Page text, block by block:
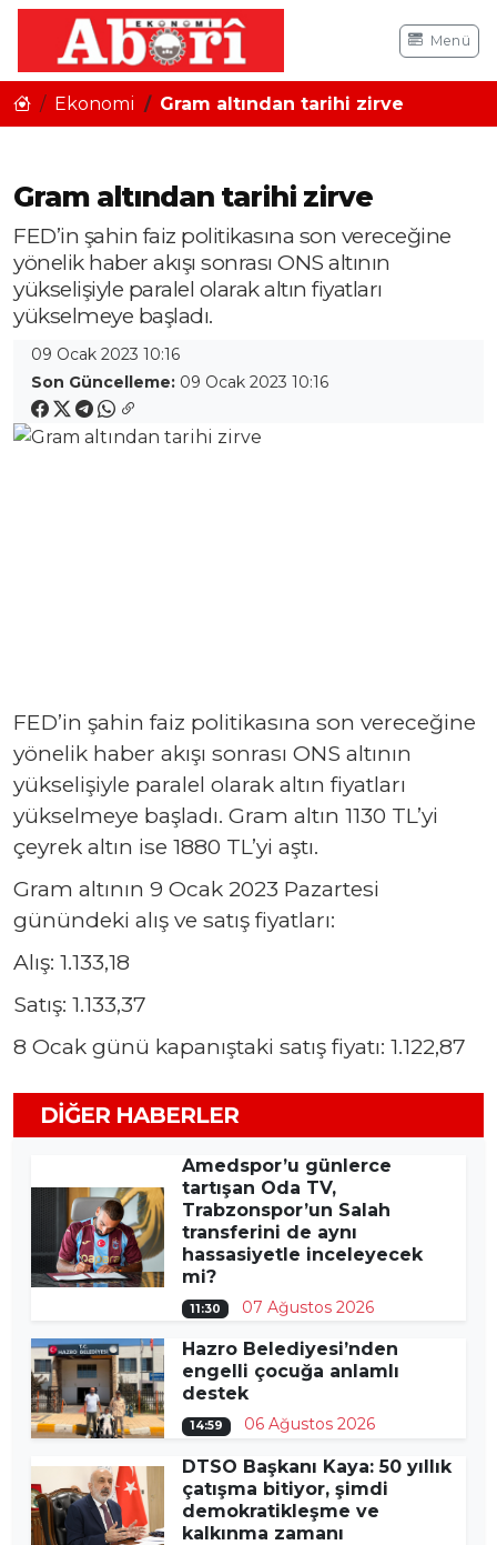
Menü
Ekonomi Gram altından tarihi zirve
Gram altından tarihi zirve
FED’in şahin faiz politikasına son vereceğine
yönelik haber akışı sonrası ONS altının
yükselişiyle paralel olarak altın fiyatları
yükselmeye başladı.
09 Ocak 2023 10:16
Son Güncelleme: 09 Ocak 2023 10:16
FED’in şahin faiz politikasına son vereceğine
yönelik haber akışı sonrası ONS altının
yükselişiyle paralel olarak altın fiyatları
yükselmeye başladı. Gram altın 1130 TL’yi
çeyrek altın ise 1880 TL’yi aştı.
Gram altının 9 Ocak 2023 Pazartesi
günündeki alış ve satış fiyatları:
Alış: 1.133,18
Satış: 1.133,37
8 Ocak günü kapanıştaki satış fiyatı: 1.122,87
DIĞER HABERLER
Amedspor’u günlerce
tartışan Oda TV,
Trabzonspor’un Salah
transferini de aynı
hassasiyetle inceleyecek
mi?
11:30 07 Ağustos 2026
Hazro Belediyesi’nden
engelli çocuğa anlamlı
destek
14:59 06 Ağustos 2026
DTSO Başkanı Kaya: 50 yıllık
çatışma bitiyor, şimdi
demokratikleşme ve
kalkınma zamanı